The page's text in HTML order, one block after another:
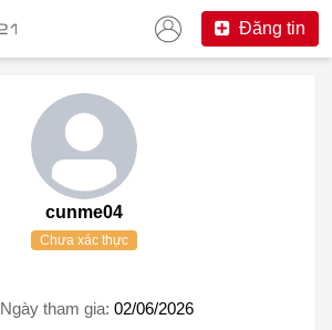
Đăng tin
cunme04
Chưa xác thực
Ngày tham gia: 02/06/2026